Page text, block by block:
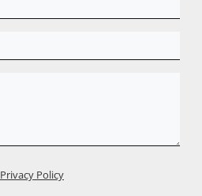
Privacy Policy